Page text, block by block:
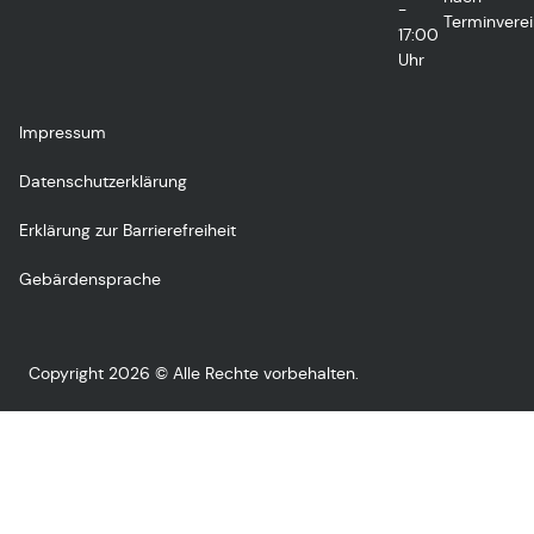
-
17:00
Uhr
Impressum
Datenschutzerklärung
Erklärung zur Barrierefreiheit
Gebärdensprache
Copyright 2026 © Alle Rechte vorbehalten.